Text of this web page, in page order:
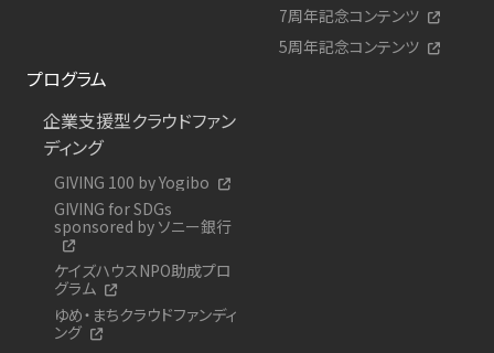
7周年記念コンテンツ
5周年記念コンテンツ
プログラム
企業支援型クラウドファン
ディング
GIVING 100 by Yogibo
GIVING for SDGs
sponsored by ソニー銀行
ケイズハウスNPO助成プロ
グラム
ゆめ・まちクラウドファンディ
ング